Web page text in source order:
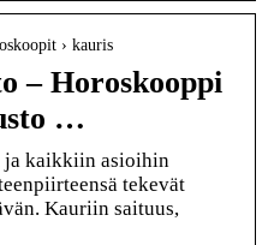
› kauris
– Horoskooppi
…
ja kaikkiin asioihin
tekevät
Kauriin saituus,